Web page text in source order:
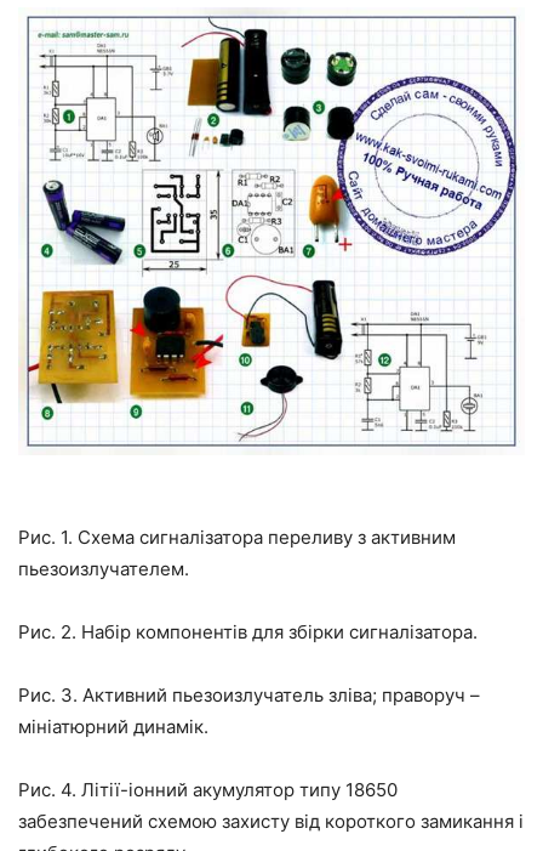
Рис. 1. Схема сигналізатора переливу з активним
пьезоизлучателем.
Рис. 2. Набір компонентів для збірки сигналізатора.
Рис. 3. Активний пьезоизлучатель зліва; праворуч –
мініатюрний динамік.
Рис. 4. Літії-іонний акумулятор типу 18650
забезпечений схемою захисту від короткого замикання і